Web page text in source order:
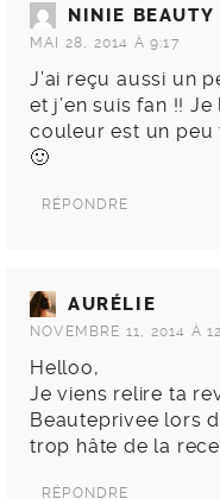
NINIE BEAUTY
MAI 28, 2014 À 9:17
J’ai reçu aussi un
et j’en suis fan !!
couleur est un
🙂
RÉPONDRE
AURÉLIE
NOVEMBRE 11, 2014 À
Helloo,
Je viens relire ta
Beauteprivee lors
trop hâte de la
RÉPONDRE